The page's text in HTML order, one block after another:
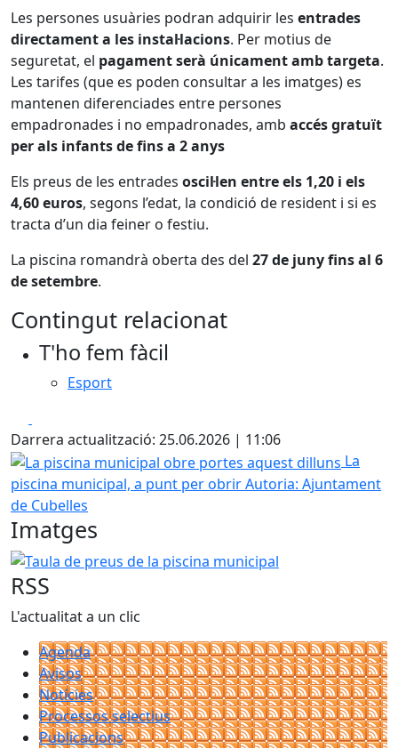
Les persones usuàries podran adquirir les entrades
directament a les instal·lacions. Per motius de
seguretat, el pagament serà únicament amb targeta.
Les tarifes (que es poden consultar a les imatges) es
mantenen diferenciades entre persones
empadronades i no empadronades, amb accés gratuït
per als infants de fins a 2 anys
Els preus de les entrades oscil·len entre els 1,20 i els
4,60 euros, segons l’edat, la condició de resident i si es
tracta d’un dia feiner o festiu.
La piscina romandrà oberta des del 27 de juny fins al 6
de setembre.
Contingut relacionat
T'ho fem fàcil
Esport
Darrera actualització: 25.06.2026 | 11:06
La piscina municipal obre portes aquest dilluns
La
piscina municipal, a punt per obrirAutoria: Ajuntament
de Cubelles
Imatges
Taula de preus de la piscina municipal
RSS
L'actualitat a un clic
Agenda
Avisos
Notícies
Processos selectius
Publicacions